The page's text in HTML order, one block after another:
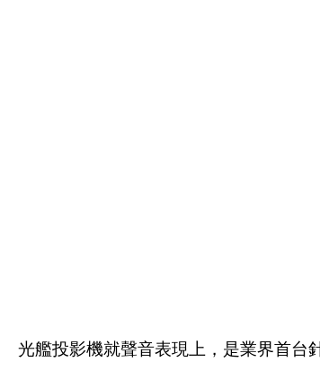
光艦投影機就聲音表現上，是業界首台